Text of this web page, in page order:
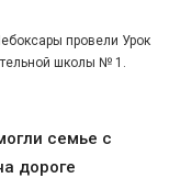
провели Урок
школы № 1.
семье с
дороге